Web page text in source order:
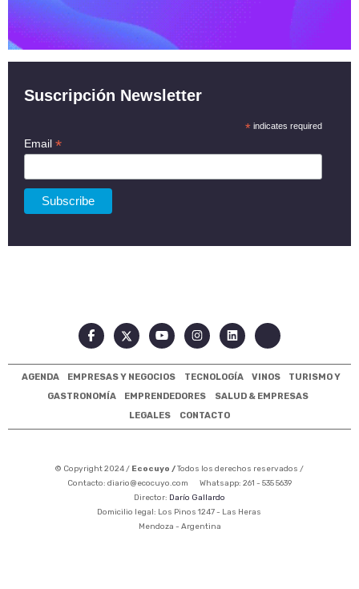
Suscripción Newsletter
* indicates required
Email *
AGENDA EMPRESAS Y NEGOCIOS TECNOLOGÍA VINOS
TURISMO Y
GASTRONOMÍA
EMPRENDEDORES
SALUD & EMPRESAS
LEGALES
CONTACTO
© Copyright 2024 / Ecocuyo /Todos los derechos reservados /
Contacto: diario@ecocuyo.com Whatsapp: 261 - 535 5639
Director: Darío Gallardo
Domicilio legal: Los Pinos 1247 - Las Heras
Mendoza - Argentina